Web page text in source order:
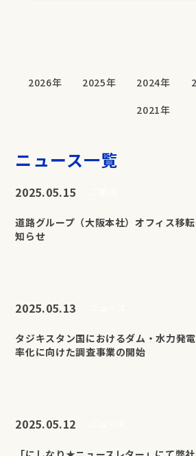
2026年 2025年 2024年
2021年
ニュース一覧
2025.05.15
道路グループ（大阪本社）オフィス移
知らせ
2025.05.13
タジキスタン国におけるダム・水力発
率化に向けた調査事業の開始
2025.05.12